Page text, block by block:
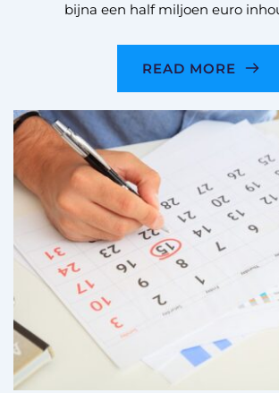
bijna een half miljoen euro
READ MORE